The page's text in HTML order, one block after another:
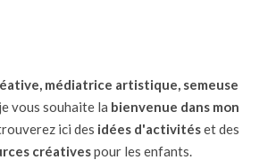
médiatrice artistique, semeuse
vous souhaite la bienvenue dans mon
ici des idées d'activitéset des
créativespour les enfants.